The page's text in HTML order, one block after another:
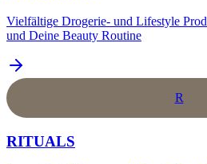
Vielfältige Drogerie- und Lifestyle
und Deine Beauty Routine
R
RITUALS